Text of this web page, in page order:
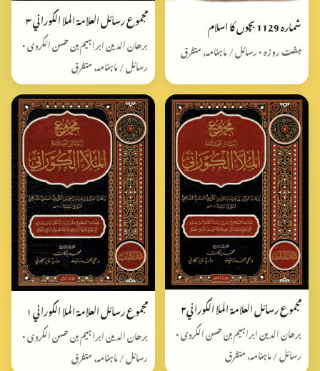
شمارہ 1129 بچوں کا اسلام
ہفت روزہ • رسائل / ماہنامہ, متفرق
مجموع رسائل العلامة الملا الكوراني ٣
برھان الدین ابراہیم بن حسن الکردی •
رسائل / ماہنامہ, متفرق
مجموع رسائل العلامة الملا الكوراني٢
برھان الدین ابراہیم بن حسن الکردی •
رسائل / ماہنامہ, متفرق
مجموع رسائل العلامة الملا الكوراني ١
برھان الدین ابراہیم بن حسن الکردی •
رسائل / ماہنامہ, متفرق